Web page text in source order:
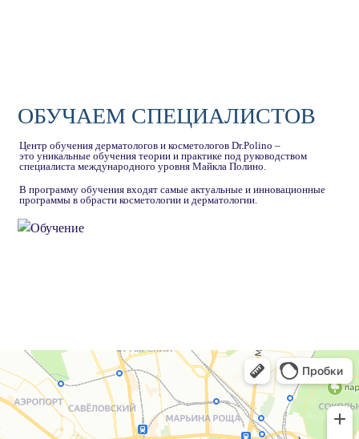
ОБУЧАЕМ СПЕЦИАЛИСТОВ
Центр обучения дерматологов и косметологов Dr.Polino –
это уникальные обучения теории и практике под руководством
специалиста международного уровня Майкла Полино.
В программу обучения входят самые актуальные и инновационные
программы в обрасти косметологии и дерматологии.